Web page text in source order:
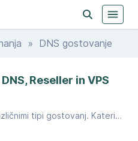
» DNS gostovanje
Reseller in VPS
Osnovne razlike med tremi različnimi tipi gostovanj. Kateri je nabolj primeren za vas?